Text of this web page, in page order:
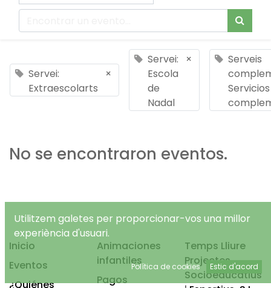
Servei:
Extraescolarts
×
Servei:
Escola
de
Nadal
×
Serveis
Servicios
No se encontraron eventos.
Inicio
Eventos
¿Quiénes
Animaciones
infantiles
Pagos
Temps Lliure
Projectes
Socioeducatius
Utilitzem galetes per proporcionar-vos una millor
experiència d'usuari.
Política de cookies Estic d'acord